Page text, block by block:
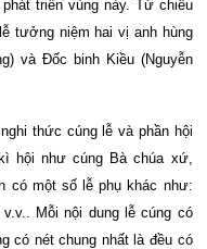
triển vùng này. Từ chiều
tưởng niệm hai vị anh hùng
và Đốc binh Kiều (Nguyễn
thức cúng lễ và phần hội
hội như cúng Bà chúa xứ,
có một số lễ phụ khác như:
Mỗi nội dung lễ cúng có
có nét chung nhất là đều có